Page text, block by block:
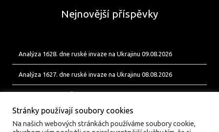
Nejnovější příspěvky
Analýza 1628. dne ruské invaze na Ukrajinu 09.08.2026
Analýza 1627. dne ruské invaze na Ukrajinu 08.08.2026
Stránky používají soubory cookies
Na našich webových stránkách používáme soubory cookie,